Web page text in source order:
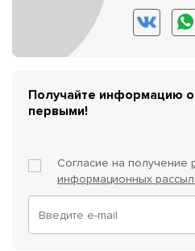
Получайте информацию о
первыми!
Согласие на получение
информационных